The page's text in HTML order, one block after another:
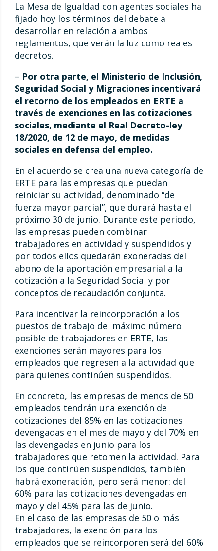
La Mesa de Igualdad con agentes sociales ha
fijado hoy los términos del debate a
desarrollar en relación a ambos
reglamentos, que verán la luz como reales
decretos.
– Por otra parte, el Ministerio de Inclusión,
Seguridad Social y Migraciones incentivará
el retorno de los empleados en ERTE a
través de exenciones en las cotizaciones
sociales, mediante el Real Decreto-ley
18/2020, de 12 de mayo, de medidas
sociales en defensa del empleo.
En el acuerdo se crea una nueva categoría de
ERTE para las empresas que puedan
reiniciar su actividad, denominado “de
fuerza mayor parcial”, que durará hasta el
próximo 30 de junio. Durante este periodo,
las empresas pueden combinar
trabajadores en actividad y suspendidos y
por todos ellos quedarán exoneradas del
abono de la aportación empresarial a la
cotización a la Seguridad Social y por
conceptos de recaudación conjunta.
Para incentivar la reincorporación a los
puestos de trabajo del máximo número
posible de trabajadores en ERTE, las
exenciones serán mayores para los
empleados que regresen a la actividad que
para quienes continúen suspendidos.
En concreto, las empresas de menos de 50
empleados tendrán una exención de
cotizaciones del 85% en las cotizaciones
devengadas en el mes de mayo y del 70% en
las devengadas en junio para los
trabajadores que retomen la actividad. Para
los que continúen suspendidos, también
habrá exoneración, pero será menor: del
60% para las cotizaciones devengadas en
mayo y del 45% para las de junio.
En el caso de las empresas de 50 o más
trabajadores, la exención para los
empleados que se reincorporen será del 60%